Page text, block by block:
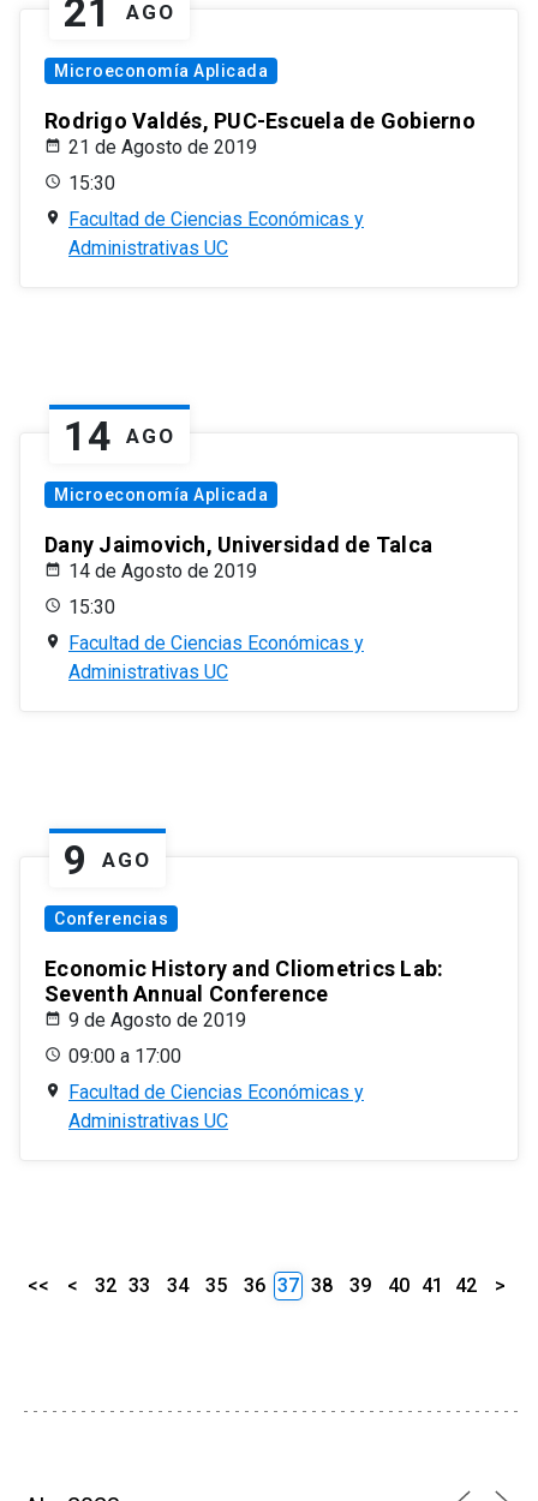
21 AGO
Microeconomía Aplicada
Rodrigo Valdés, PUC-Escuela de Gobierno
21 de Agosto de 2019
15:30
Facultad de Ciencias Económicas y
Administrativas UC
14 AGO
Microeconomía Aplicada
Dany Jaimovich, Universidad de Talca
14 de Agosto de 2019
15:30
Facultad de Ciencias Económicas y
Administrativas UC
9 AGO
Conferencias
Economic History and Cliometrics Lab:
Seventh Annual Conference
9 de Agosto de 2019
09:00 a 17:00
Facultad de Ciencias Económicas y
Administrativas UC
<< < 32 33 34 35 36 37 38 39 40 41 42 >